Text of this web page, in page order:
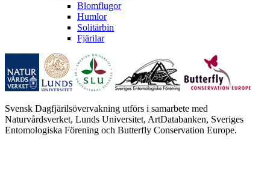
Blomflugor
Humlor
Solitärbin
Fjärilar
Svensk Dagfjärilsövervakning utförs i samarbete med
Naturvårdsverket, Lunds Universitet, ArtDatabanken, Sveriges
Entomologiska Förening och Butterfly Conservation Europe.